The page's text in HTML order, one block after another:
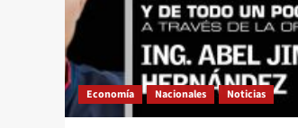
Economía Nacionales Noticias